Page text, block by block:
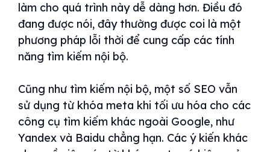
làm cho quá trình này dễ dàng hơn. Điều đó
đang được nói, đây thường được coi là một
phương pháp lỗi thời để cung cấp các tính
năng tìm kiếm nội bộ.
Cũng như tìm kiếm nội bộ, một số SEO vẫn
sử dụng từ khóa meta khi tối ưu hóa cho các
công cụ tìm kiếm khác ngoài Google, như
Yandex và Baidu chẳng hạn. Các ý kiến ​​khác